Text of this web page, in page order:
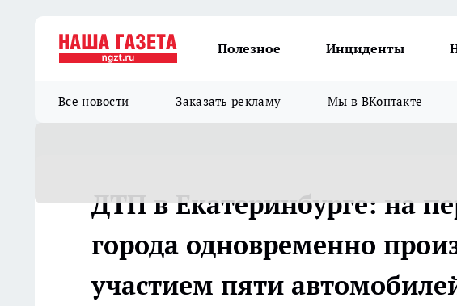
Полезное Инциденты
Все новости Заказать рекламу Мы в ВКонтакте
ДТП в Екатеринбурге: на
города одновременно
участием пяти